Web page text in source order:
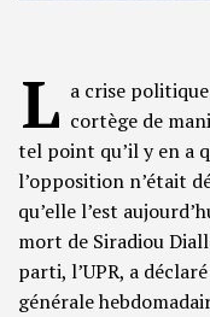
L a crise
cortège de
tel point qu’il y en a
l’opposition n’était
qu’elle l’est
mort de Siradiou
parti, l’UPR, a
générale